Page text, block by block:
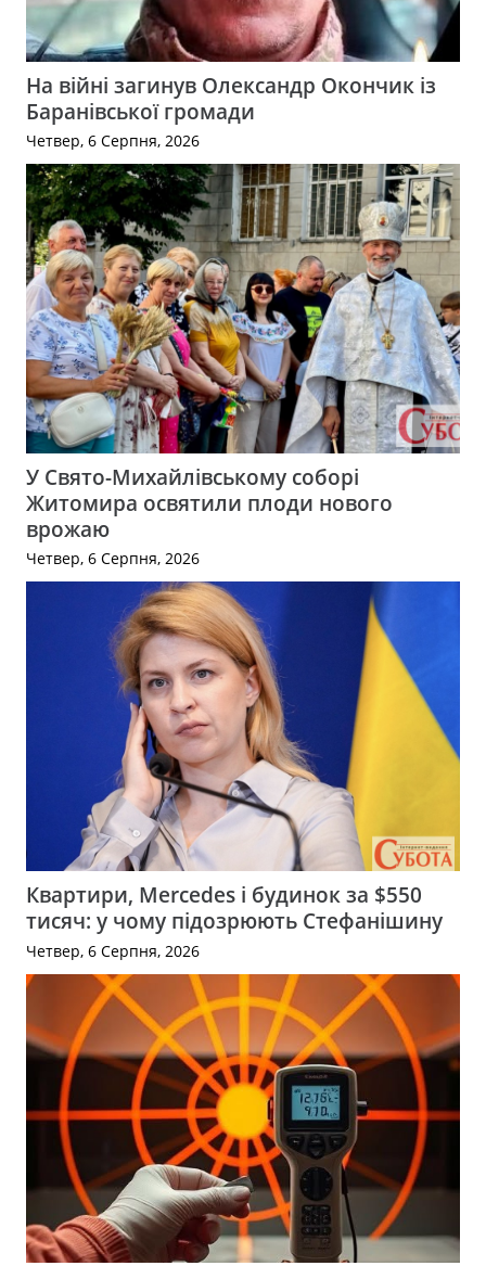
На війні загинув Олександр Окончик із
Баранівської громади
Четвер, 6 Серпня, 2026
У Свято-Михайлівському соборі
Житомира освятили плоди нового
врожаю
Четвер, 6 Серпня, 2026
Квартири, Mercedes і будинок за $550
тисяч: у чому підозрюють Стефанішину
Четвер, 6 Серпня, 2026